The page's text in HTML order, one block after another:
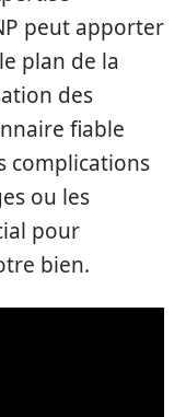
peut apporter
plan de la
des
fiable
complications
ou les
pour
bien.